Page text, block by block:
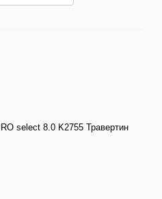
select 8.0 K2755 Травертин